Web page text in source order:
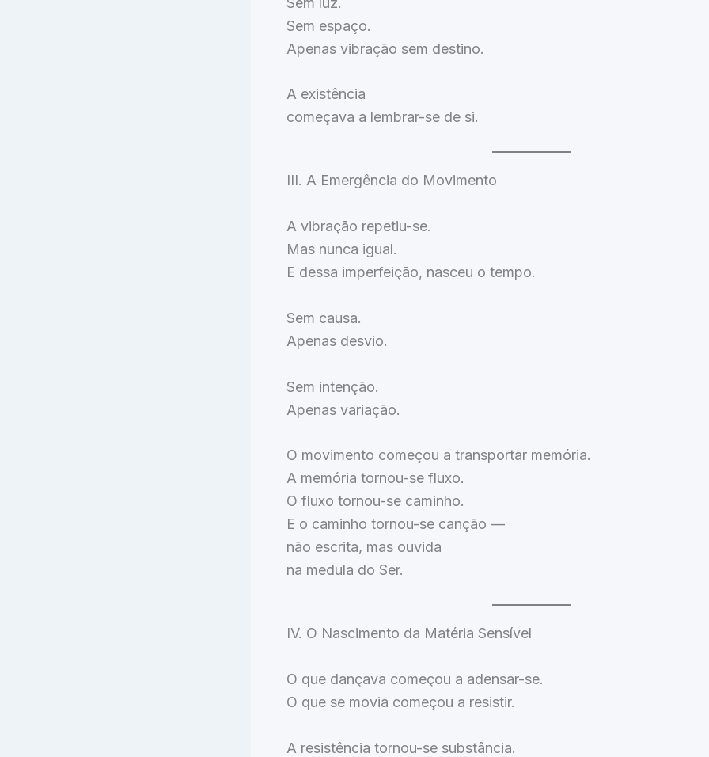
Sem espaço.
Apenas vibração sem destino.
A existência
começava a lembrar-se de si.
III. A Emergência do Movimento
A vibração repetiu-se.
Mas nunca igual.
E dessa imperfeição, nasceu o tempo.
Sem causa.
Apenas desvio.
Sem intenção.
Apenas variação.
O movimento começou a transportar memória.
A memória tornou-se fluxo.
O fluxo tornou-se caminho.
E o caminho tornou-se canção —
não escrita, mas ouvida
na medula do Ser.
IV. O Nascimento da Matéria Sensível
O que dançava começou a adensar-se.
O que se movia começou a resistir.
A resistência tornou-se substância.